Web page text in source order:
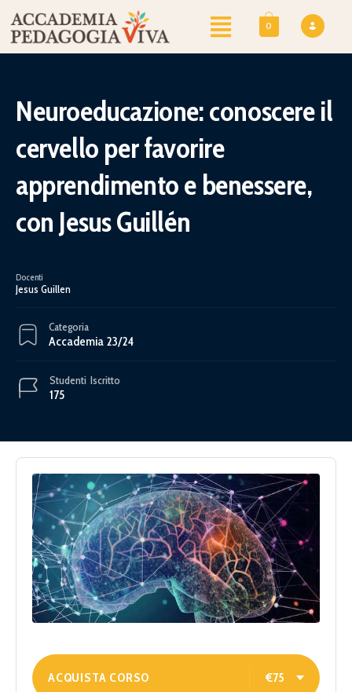
0
Neuroeducazione: conoscere il
cervello per favorire
apprendimento e benessere,
con Jesus Guillén
Docenti
Jesus Guillen
Categoria
Accademia 23/24
175
Studenti Iscritto
ACQUISTA CORSO €75